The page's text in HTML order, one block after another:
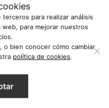
para realizar análisis
para mejorar nuestros
o bien conocer cómo cambiar
política de cookies.